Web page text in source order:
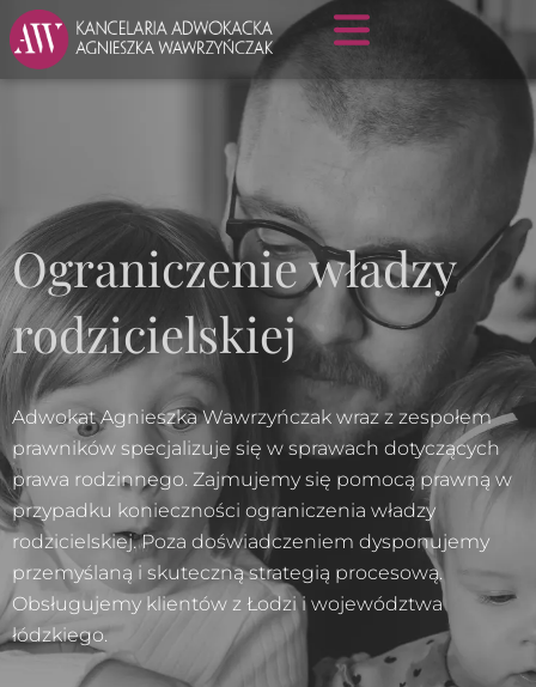
Ograniczenie władzy
rodzicielskiej
Adwokat Agnieszka Wawrzyńczak wraz z zespołem
prawników specjalizuje się w sprawach dotyczących
prawa rodzinnego. Zajmujemy się pomocą prawną w
przypadku konieczności ograniczenia władzy
rodzicielskiej. Poza doświadczeniem dysponujemy
przemyślaną i skuteczną strategią procesową.
Obsługujemy klientów z Łodzi i województwa
łódzkiego.